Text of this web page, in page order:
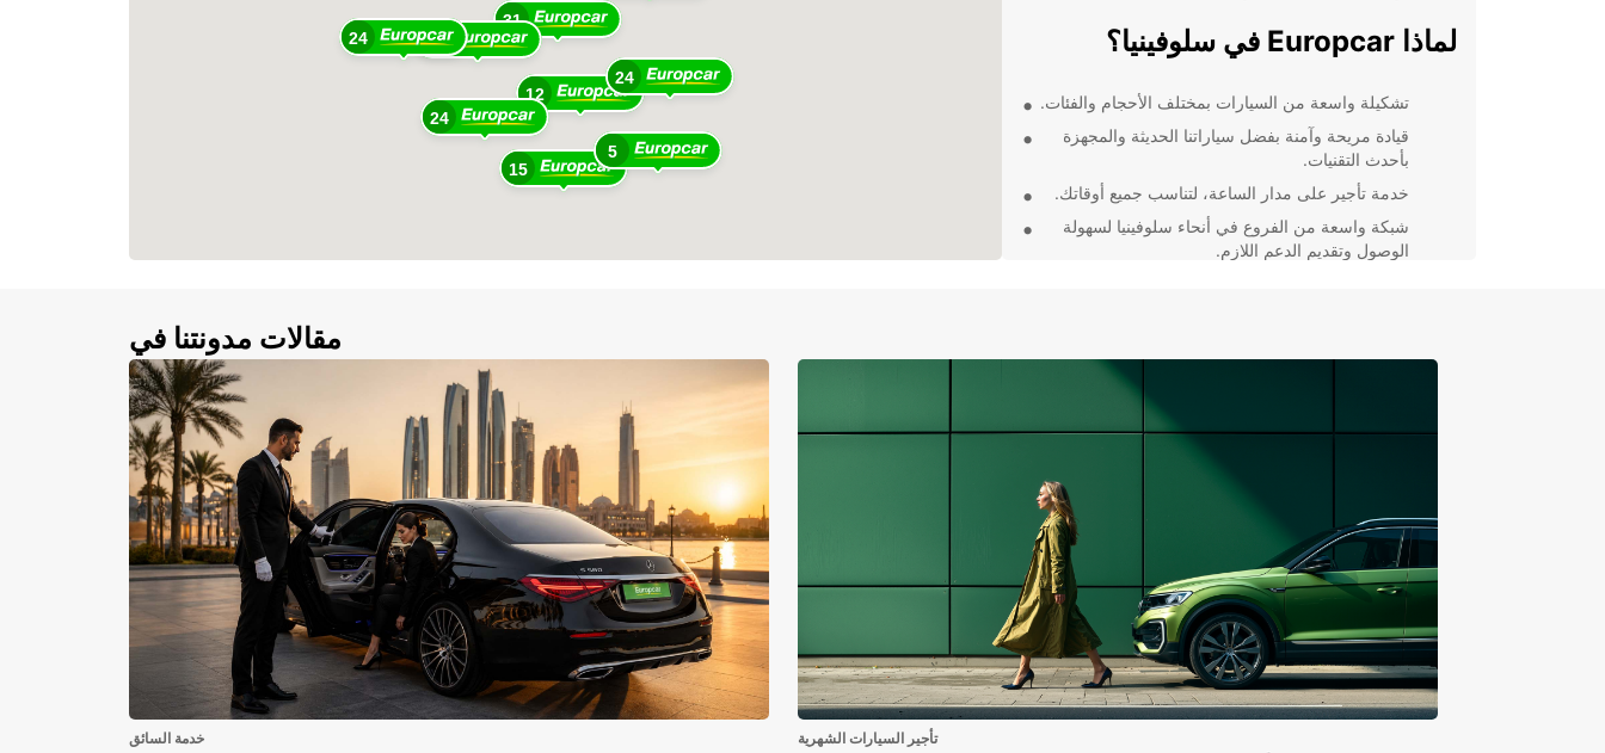
31
12
36
24
24
15
24
5
لماذا Europcar في سلوفينيا؟
تشكيلة واسعة من السيارات بمختلف الأحجام والفئات.
قيادة مريحة وآمنة بفضل سياراتنا الحديثة والمجهزة
بأحدث التقنيات.
خدمة تأجير على مدار الساعة، لتناسب جميع أوقاتك.
شبكة واسعة من الفروع في أنحاء سلوفينيا لسهولة
الوصول وتقديم الدعم اللازم.
مثالية للسياحة. استكشف الجبال الخلابة والبحيرات الساحرة
والمدن الساحرة مع سيارة Europcar التي تساعدك على
مقالات مدونتنا في
خدمة السائق تأجير السيارات الشهرية